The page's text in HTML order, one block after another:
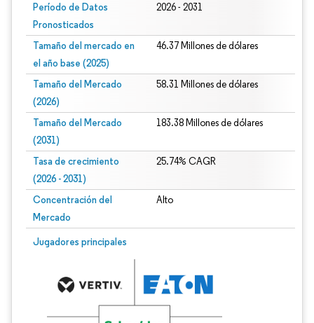
Período de Datos
Pronosticados
2026 - 2031
Tamaño del mercado en
el año base (2025)
46.37 Millones de dólares
Tamaño del Mercado
(2026)
58.31 Millones de dólares
Tamaño del Mercado
(2031)
183.38 Millones de dólares
Tasa de crecimiento
(2026 - 2031)
25.74% CAGR
Concentración del
Mercado
Alto
Jugadores principales
Imagen © Mordor Intelligence. El uso requiere atribución según CC BY 4.0.